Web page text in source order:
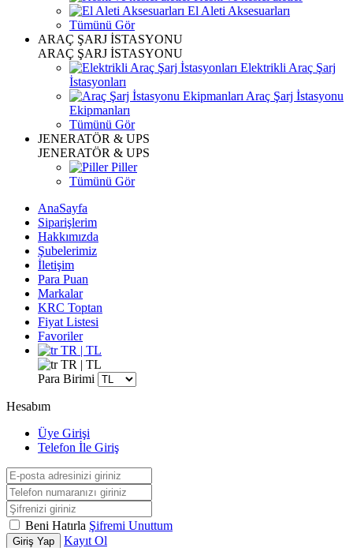
El Aleti Aksesuarları
Tümünü Gör
ARAÇ ŞARJ İSTASYONU
ARAÇ ŞARJ İSTASYONU
Elektrikli Araç Şarj
İstasyonları
Araç Şarj İstasyonu
Ekipmanları
Tümünü Gör
JENERATÖR & UPS
JENERATÖR & UPS
Piller
Tümünü Gör
AnaSayfa
Siparişlerim
Hakkımızda
Şubelerimiz
İletişim
Para Puan
Markalar
KRC Toptan
Fiyat Listesi
Favoriler
TR | TL
TR | TL
Para Birimi
Hesabım
Üye Girişi
Telefon İle Giriş
Beni Hatırla Şifremi Unuttum
Giriş Yap
Kayıt Ol